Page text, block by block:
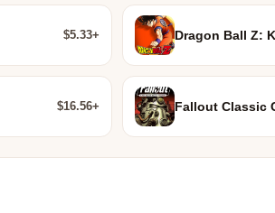
$5.33+ Dragon Ball Z:
$16.56+ Fallout Classic